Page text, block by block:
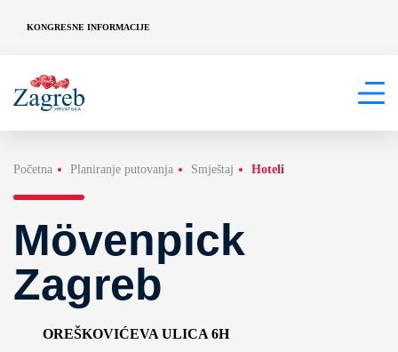
KONGRESNE INFORMACIJE
Početna Planiranje putovanja Smještaj Hoteli
Mövenpick
Zagreb
OREŠKOVIĆEVA ULICA 6H